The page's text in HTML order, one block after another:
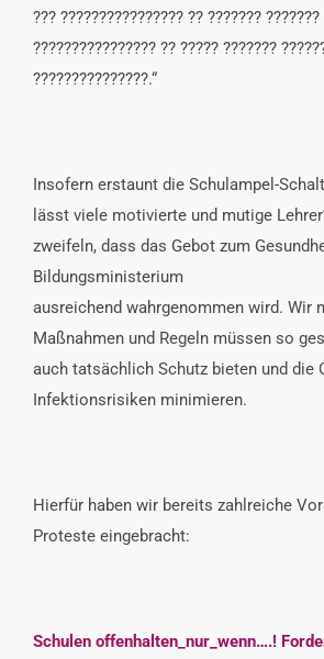
??? ???????????????? ?? ???????
???????????????? ?? ????? ???????
???????????????.“
Insofern erstaunt die Schulampel-
lässt viele motivierte und mutige
zweifeln, dass das Gebot zum
Bildungsministerium
ausreichend wahrgenommen wird. Wir
Maßnahmen und Regeln müssen so
auch tatsächlich Schutz bieten und die
Infektionsrisiken minimieren.
Hierfür haben wir bereits zahlreiche
Proteste eingebracht:
Schulen offenhalten_nur_wenn….!